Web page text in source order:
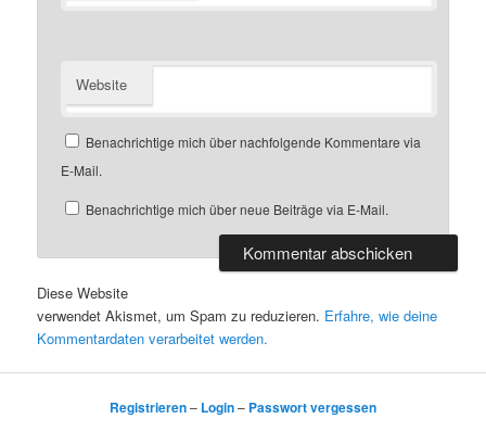
Website
Benachrichtige mich über nachfolgende Kommentare via
E-Mail.
Benachrichtige mich über neue Beiträge via E-Mail.
Diese Website
verwendet Akismet, um Spam zu reduzieren. Erfahre, wie deine
Kommentardaten verarbeitet werden.
Registrieren– Login– Passwort vergessen